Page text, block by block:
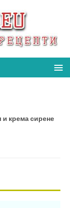
и крема сирене